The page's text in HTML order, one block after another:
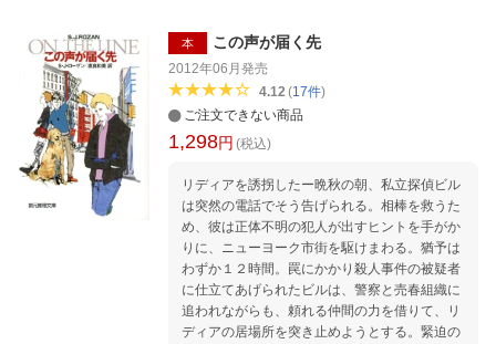
本 この声が届く先
2012年06月 発売
4.12(17件)
ご注文できない商品
1,298円 (税込)
リディアを誘拐したー晩秋の朝、私立探偵ビル
は突然の電話でそう告げられる。相棒を救うた
め、彼は正体不明の犯人が出すヒントを手がか
りに、ニューヨーク市街を駆けまわる。猶予は
わずか１２時間。罠にかかり殺人事件の被疑者
に仕立てあげられたビルは、警察と売春組織に
追われながらも、頼れる仲間の力を借りて、リ
ディアの居場所を突き止めようとする。緊迫の